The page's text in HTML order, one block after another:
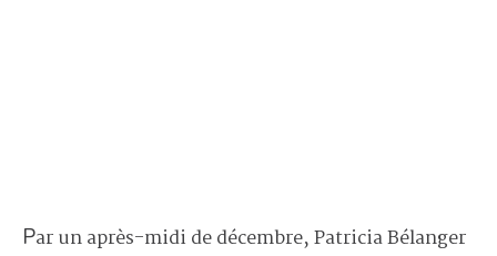
Par un après-midi de décembre, Patricia Bélanger